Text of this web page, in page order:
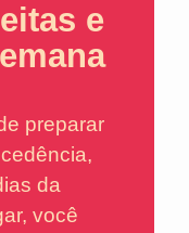
e
preparar
da
você